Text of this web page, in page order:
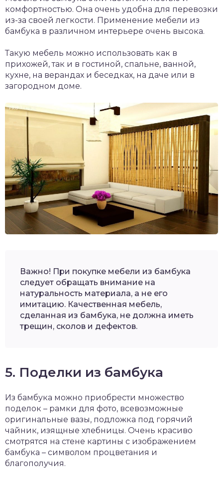
комфортностью. Она очень удобна для перевозки
из-за своей легкости. Применение мебели из
бамбука в различном интерьере очень высока.
Такую мебель можно использовать как в
прихожей, так и в гостиной, спальне, ванной,
кухне, на верандах и беседках, на даче или в
загородном доме.
Важно! При покупке мебели из бамбука
следует обращать внимание на
натуральность материала, а не его
имитацию. Качественная мебель,
сделанная из бамбука, не должна иметь
трещин, сколов и дефектов.
5. Поделки из бамбука
Из бамбука можно приобрести множество
поделок – рамки для фото, всевозможные
оригинальные вазы, подложка под горячий
чайник, изящные хлебницы. Очень красиво
смотрятся на стене картины с изображением
бамбука – символом процветания и
благополучия.